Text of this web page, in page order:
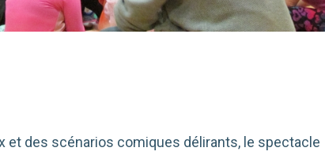
et des scénarios comiques délirants, le spectacle